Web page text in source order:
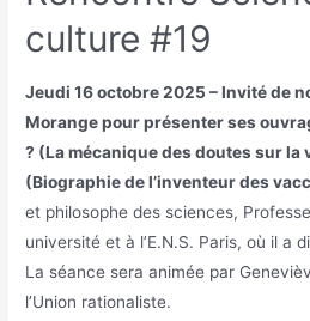
culture #19
Jeudi 16 octobre 2025 – Invité de
Morange pour présenter ses
? (La mécanique des doutes sur la
(Biographie de l’inventeur des
et philosophe des sciences,
université et à l’E.N.S. Paris, où il a
La séance sera animée par
l’Union rationaliste.